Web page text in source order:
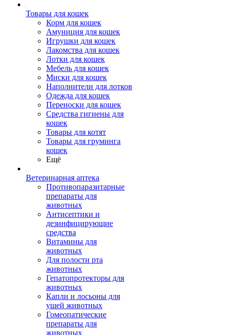
Товары для кошек
Корм для кошек
Амуниция для кошек
Игрушки для кошек
Лакомства для кошек
Лотки для кошек
Мебель для кошек
Миски для кошек
Наполнители для лотков
Одежда для кошек
Переноски для кошек
Средства гигиены для
кошек
Товары для котят
Товары для груминга
кошек
Ещё
Ветеринарная аптека
Противопаразитарные
препараты для
животных
Антисептики и
дезинфицирующие
средства
Витамины для
животных
Для полости рта
животных
Гепатопротекторы для
животных
Капли и лосьоны для
ушей животных
Гомеопатические
препараты для
животных